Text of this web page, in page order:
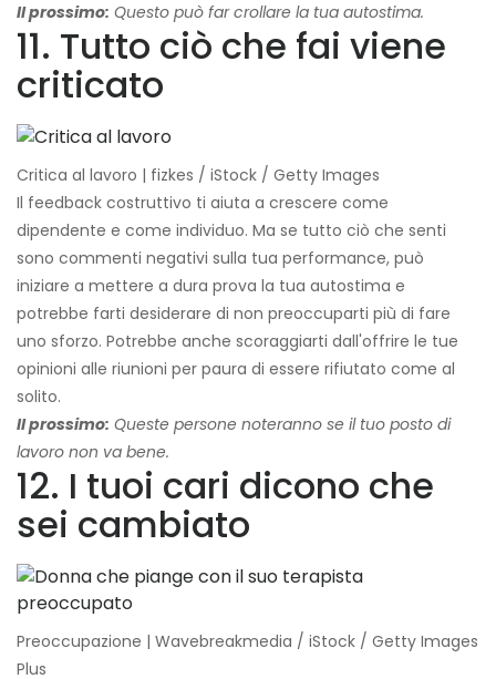
Il prossimo: Questo può far crollare la tua autostima.
11. Tutto ciò che fai viene
criticato
Critica al lavoro | fizkes / iStock / Getty Images
Il feedback costruttivo ti aiuta a crescere come
dipendente e come individuo. Ma se tutto ciò che senti
sono commenti negativi sulla tua performance, può
iniziare a mettere a dura prova la tua autostima e
potrebbe farti desiderare di non preoccuparti più di fare
uno sforzo. Potrebbe anche scoraggiarti dall'offrire le tue
opinioni alle riunioni per paura di essere rifiutato come al
solito.
Il prossimo: Queste persone noteranno se il tuo posto di
lavoro non va bene.
12. I tuoi cari dicono che
sei cambiato
Preoccupazione | Wavebreakmedia / iStock / Getty Images
Plus